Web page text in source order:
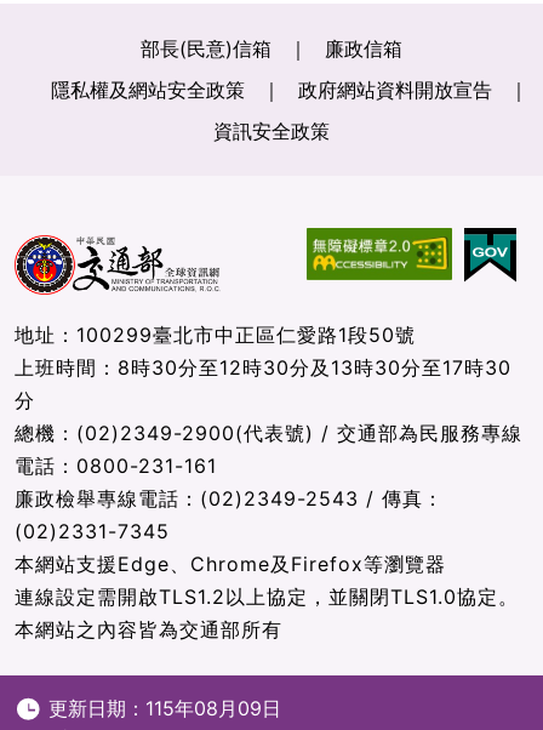
部長(民意)信箱
廉政信箱
隱私權及網站安全政策
政府網站資料開放宣告
資訊安全政策
地址：100299臺北市中正區仁愛路1段50號
上班時間：8時30分至12時30分及13時30分至17時30
分
總機：(02)2349-2900(代表號) / 交通部為民服務專線
電話：0800-231-161
廉政檢舉專線電話：(02)2349-2543 / 傳真：
(02)2331-7345
本網站支援Edge、Chrome及Firefox等瀏覽器
連線設定需開啟TLS1.2以上協定，並關閉TLS1.0協定。
本網站之內容皆為交通部所有
更新日期：115年08月09日